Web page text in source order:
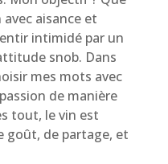
aisance et
intimidé par un
snob. Dans
mes mots avec
de manière
tout, le vin est
goût, de partage, et